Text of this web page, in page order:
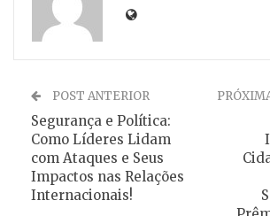
POST ANTERIOR
Segurança e Política:
Como Líderes Lidam
com Ataques e Seus
Impactos nas Relações
Internacionais!